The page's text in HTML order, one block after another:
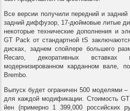
Все версии получили передний и
задний диффузор, 17-дюймовые литые
некоторые технические дополнения и
GT Pack от стандартной tS
дисках, заднем спойлере большего
Recaro, декоративных вставках
модернизированном карданном вале,
Brembo.
Выпуск будет ограничен 500 моделями –
для каждой модификации. Стоимость
йен (примерно 1 399,000 российских